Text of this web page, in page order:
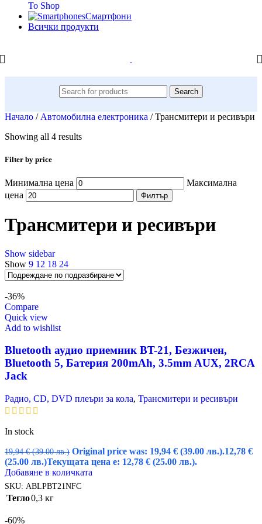
To Shop
Смартфони
Всички продукти
Search
Начало / Автомобилна електроника / Трансмитери и ресивъри
Showing all 4 results
Filter by price
Минимална цена
Максимална
цена
Филтър
Трансмитери и ресивъри
Show sidebar
Show 9 12 18 24
-36%
Compare
Quick view
Add to wishlist
Bluetooth аудио приемник BT-21, Безжичен,
Bluetooth 5, Батерия 200mAh, 3.5mm AUX, 2RCA
Jack
Радио, CD, DVD плеъри за кола, Трансмитери и ресивъри
In stock
19,94€ (39.00 лв.) Original price was: 19,94 € (39.00 лв.).12,78 €
(25.00 лв.)Текущата цена е: 12,78 € (25.00 лв.).
Добавяне в количката
SKU: ABLPBT21NFC
Тегло0,3 кг
-60%